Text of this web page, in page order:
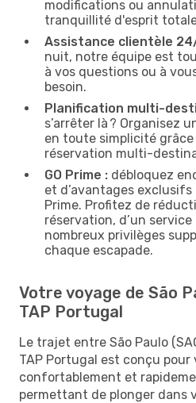
modifications ou
tranquillité d'esprit
Assistance clientèle
nuit, notre équipe est
à vos questions ou à
besoin.
Planification multi-
s’arrêter là ? Organisez
en toute simplicité
réservation multi-
GO Prime : débloquez
et d’avantages exclusifs
Prime. Profitez de
réservation, d’un
nombreux privilèges
chaque escapade.
Votre voyage de São
TAP Portugal
Le trajet entre São Paulo
TAP Portugal est conçu pour
confortablement et
permettant de plonger dans